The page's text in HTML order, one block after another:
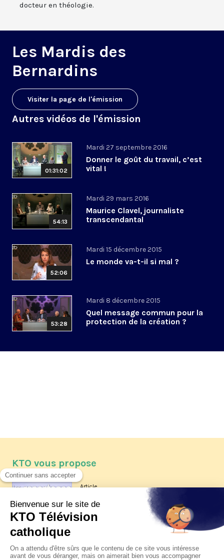
docteur en théologie.
Les Mardis des
Bernardins
Visiter la page de l'émission
Autres vidéos de l'émission
01:31:02
Mardi 27 septembre 2016
Donner le goût du travail, c’est
vital !
54:13
Mardi 29 mars 2016
Maurice Clavel, journaliste
transcendantal
52:06
Mardi 15 décembre 2015
Le monde va-t-il si mal ?
53:28
Mardi 8 décembre 2015
Quel message commun pour la
protection de la création ?
KTO vous propose
Article
Les reportages d'été 2026 de KTO
La visite pastorale du pape Léon
XIV à Assise à suivre sur KTO le
jeudi 6 août